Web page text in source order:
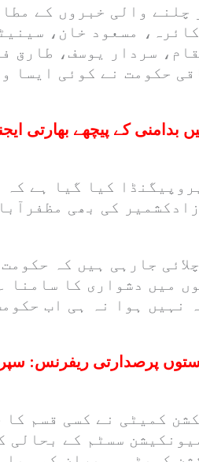
چلنے والی خبروں کے
مسعود خان،
سردار یوسف، طارق
حکومت نے کوئی ایسا
بدامنی کے پیچھے بھارتی
کیا گیا ہے
کی بھی
جارہی ہیں کہ
میں دشواری کا سامنا
نہیں ہوا نہ ہی اب
پرصدارتی ریفرنس:
کمیٹی نے کسی قسم کا
سسٹم کے بحالی